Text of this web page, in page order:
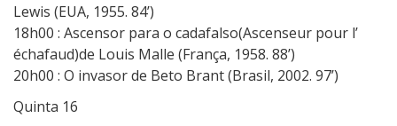
Lewis (EUA, 1955. 84’)
18h00 : Ascensor para o cadafalso(Ascenseur pour l’
échafaud)de Louis Malle (França, 1958. 88’)
20h00 : O invasor de Beto Brant (Brasil, 2002. 97’)
Quinta 16